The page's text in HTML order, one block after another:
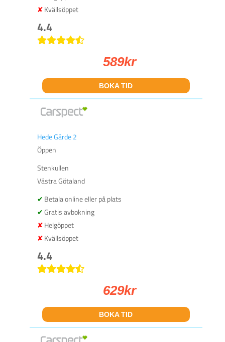
Kvällsöppet
4.4
589kr
BOKA TID
Hede Gärde 2
Öppen
Stenkullen
Västra Götaland
Betala online eller på plats
Gratis avbokning
Helgöppet
Kvällsöppet
4.4
629kr
BOKA TID